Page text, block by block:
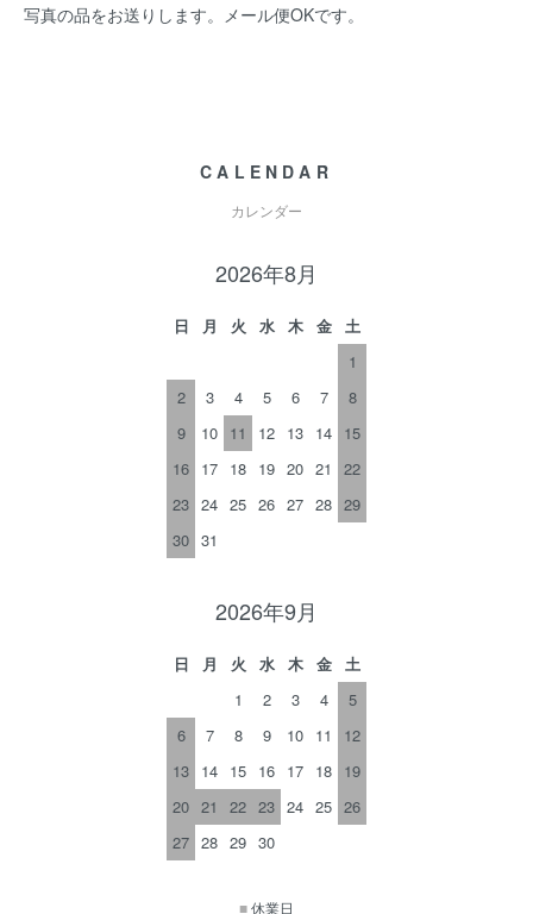
写真の品をお送りします。メール便OKです。
CALENDAR
カレンダー
2026年8月
日 月 火 水 木 金
土
1
2
3 4 5 6 7
8
9
10 11 12 13 14 15
16 17 18 19 20 21
22
23 24 25 26 27 28 29
30 31
2026年9月
日 月 火 水 木 金
土
1
2 3 4
5
6
7 8 9 10 11
12
13 14 15 16 17 18 19
20 21 22 23 24 25 26
27 28 29 30
■休業日